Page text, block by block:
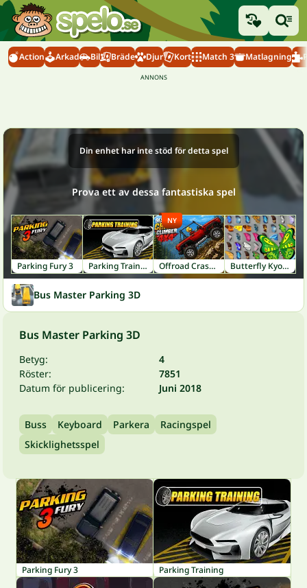
Action Arkad Bil Bräde Djur Kort Match 3 Matlagning
Din enhet har inte stöd för detta spel
Prova ett av dessa fantastiska spel
Parking Fury 3 Parking Training Offroad Crash Climber 4X4
NY
Butterfly Kyodai
Bus Master Parking 3D
Bus Master Parking 3D
Betyg:
4
Röster:
7851
Datum för publicering:
Juni 2018
Buss Keyboard Parkera
Racingspel
Skicklighetsspel
Parking Fury 3 Parking Training